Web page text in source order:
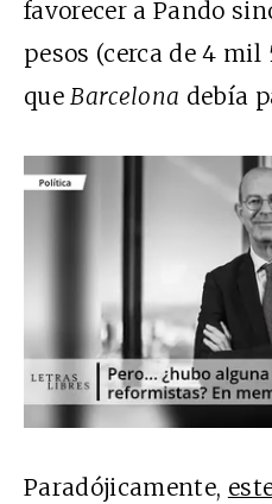
favorecer a Pando
pesos (cerca de 4
queBarcelona debía
Paradójicamente,